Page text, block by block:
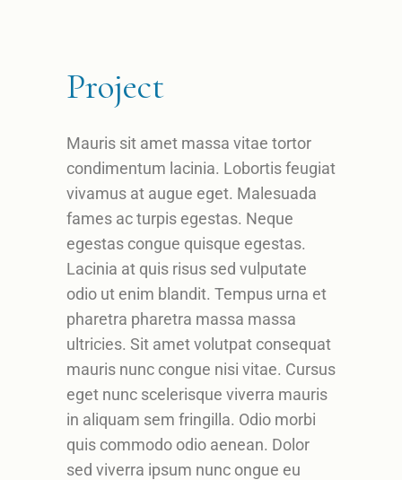
Project
Mauris sit amet massa vitae tortor
condimentum lacinia. Lobortis feugiat
vivamus at augue eget. Malesuada
fames ac turpis egestas. Neque
egestas congue quisque egestas.
Lacinia at quis risus sed vulputate
odio ut enim blandit. Tempus urna et
pharetra pharetra massa massa
ultricies. Sit amet volutpat consequat
mauris nunc congue nisi vitae. Cursus
eget nunc scelerisque viverra mauris
in aliquam sem fringilla. Odio morbi
quis commodo odio aenean. Dolor
sed viverra ipsum nunc ongue eu